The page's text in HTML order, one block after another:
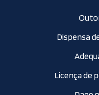
Dispensa
Licença de